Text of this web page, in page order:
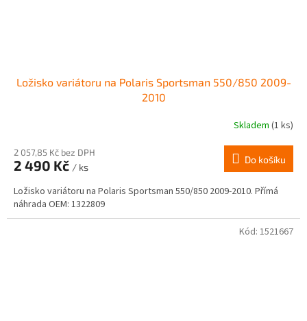
Ložisko variátoru na Polaris Sportsman 550/850 2009-
2010
Skladem (1 ks)
2 057,85 Kč bez DPH
2 490 Kč / ks
Do košíku
Ložisko variátoru na Polaris Sportsman 550/850 2009-2010. Přímá
náhrada OEM: 1322809
Kód: 1521667